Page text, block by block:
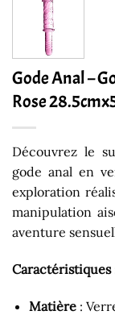
Gode Anal –
Rose
Découvrez le
gode anal en
exploration
manipulation
aventure
Caractéristiques
Matière: